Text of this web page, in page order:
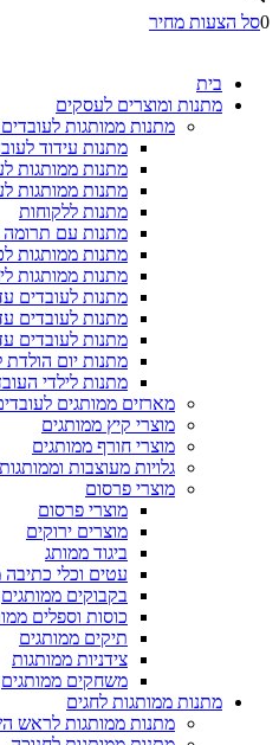
0סל הצעות מחיר
בית
מתנות ומוצרים לעסקים
מתנות ממותגות לעובדים
מתנות עידוד
מתנות ממותגות
מתנות ממותגות
מתנות ללקוחות
מתנות עם תרומה
מתנות ממותגות
מתנות ממותגות
מתנות לעובדים עד 50
מתנות לעובדים עד 30
מתנות לעובדים עד 20
מתנות יום הולדת
מתנות לילדי
מארזים ממותגים
מוצרי קיץ ממותגים
מוצרי חורף ממותגים
גלויות מעוצבות וממותגות
מוצרי פרסום
מוצרי פרסום
מוצרים ירוקים
ביגוד ממותג
עטים וכלי כתיבה
בקבוקים ממותגים
כוסות וספלים
תיקים ממותגים
צידניות ממותגות
משחקים ממותגים
מתנות ממותגות לחגים
מתנות ממותגות לראש